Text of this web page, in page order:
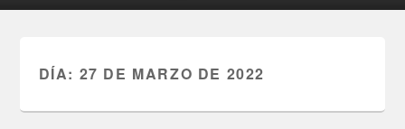
DÍA: 27 DE MARZO DE 2022